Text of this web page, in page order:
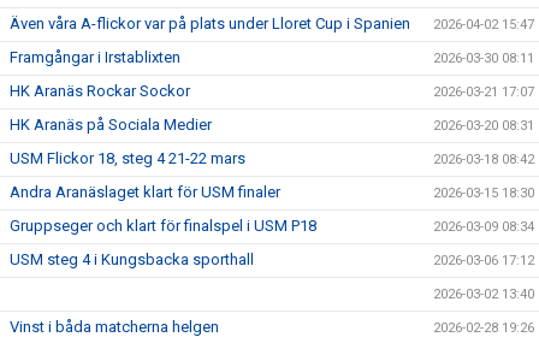
Även våra A-flickor var på plats under Lloret Cup i Spanien 2026-04-02 15:47
Framgångar i Irstablixten 2026-03-30 08:11
HK Aranäs Rockar Sockor 2026-03-21 17:07
HK Aranäs på Sociala Medier 2026-03-20 08:31
USM Flickor 18, steg 4 21-22 mars 2026-03-18 08:42
Andra Aranäslaget klart för USM finaler 2026-03-15 18:30
Gruppseger och klart för finalspel i USM P18 2026-03-09 08:34
USM steg 4 i Kungsbacka sporthall 2026-03-06 17:12
2026-03-02 13:40
Vinst i båda matcherna helgen 2026-02-28 19:26